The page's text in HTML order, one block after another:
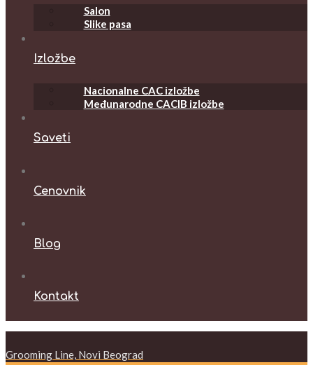
Salon
Slike pasa
Izložbe
Nacionalne CAC izložbe
Međunarodne CACIB izložbe
Saveti
Cenovnik
Blog
Kontakt
Grooming Line, Novi Beograd